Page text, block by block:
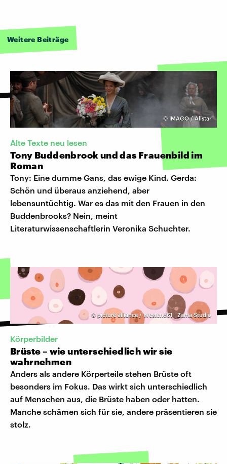
Weitere Beiträge
© IMAGO / Allstar
Alte Texte neu lesen
Tony Buddenbrook und das Frauenbild im
Roman
Tony: Eine dumme Gans, das ewige Kind. Gerda:
Schön und überaus anziehend, aber
lebensuntüchtig. War es das mit den Frauen in den
Buddenbrooks? Nein, meint
Literaturwissenschaftlerin Veronika Schuchter.
© picture alliance / Westend61 | Zama Studio
Körperbilder
Brüste – wie unterschiedlich wir sie
wahrnehmen
Anders als andere Körperteile stehen Brüste oft
besonders im Fokus. Das wirkt sich unterschiedlich
auf Menschen aus, die Brüste haben oder hatten.
Manche schämen sich für sie, andere präsentieren sie
stolz.